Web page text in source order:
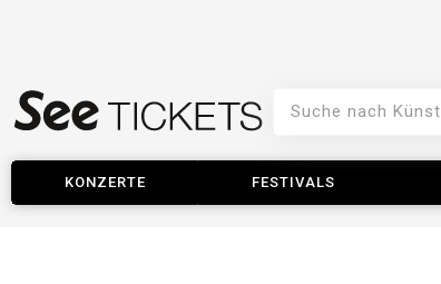
KONZERTE FESTIVALS